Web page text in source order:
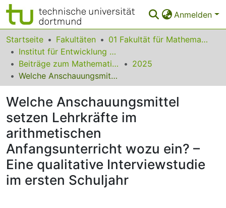
Anmelden
Bereiche & Sammlungen
Das gesamte Repositorium
Statistiken
FAQ
Leitlinien
Zurück zur Startseite
Startseite Fakultäten
01 Fakultät für Mathematik
Institut für Entwicklung und Erforschung des Mathematikunterrichts
Beiträge zum Mathematikunterricht
2025
Welche Anschauungsmittel setzen Lehrkräfte im arithmetischen Anfangsunterricht wozu ein? – Eine qualitative Interviewstudie im ersten Schuljahr
Welche Anschauungsmittel
setzen Lehrkräfte im
arithmetischen
Anfangsunterricht wozu ein? –
Eine qualitative Interviewstudie
im ersten Schuljahr